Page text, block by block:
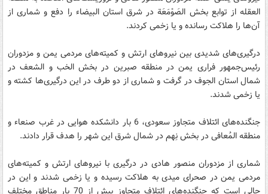
العقله از توابع بخش الصَوْمَعَة در شرق استان البیضاء را دفع و شماری از
آن‌ها را هلاکت رسانده و یا زخمی کردند.
درگیری‌های شدیدی بین نیروهای ارتش و کمیته‌های مردمی یمن و مزدوران
رئیس‌جمهور فراری یمن در منطقه صبرین در بخش الخب و الشعف در
شمال استان الجوف در گرفت و شماری از دو طرف در این درگیر‌ی‌ها کشته و
یا زخمی شدند.
جنگنده‌های ائتلاف متجاوز سعودی، 6 بار دانشکده هوایی در غرب صنعاء و
منطقه المُعافی در بخش نِهم در شمال شرق این شهر را هدف قرار دادند.
شماری از مزدوران منصور هادی در درگیری با نیروهای ارتش و کمیته‌های
مردمی یمن در صحرای میدی به هلاکت رسیده و یا زخمی شدند و این در
حالی است که جنگنده‌های ائتلاف متجاوز بیش از 70 بار مناطق مختلف